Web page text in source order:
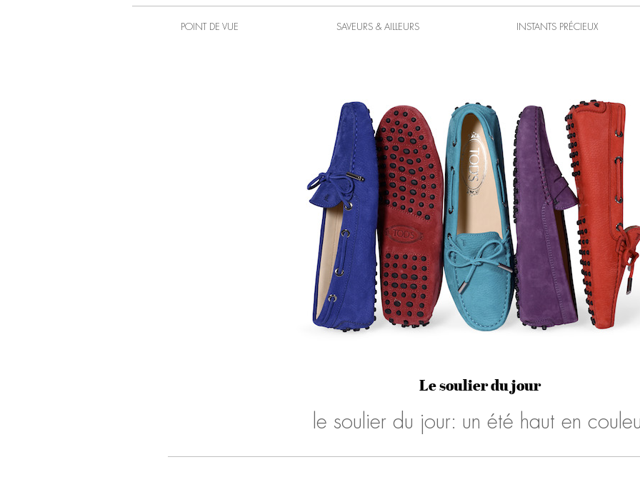
POINT DE VUE SAVEURS & AILLEURS INSTANTS PRÉCIEUX
Le soulier du jour
le soulier du jour: un été haut en